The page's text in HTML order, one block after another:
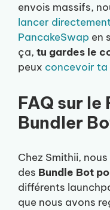
envois massifs,
lancer
PancakeSwap en
ça, tu gardes le
peux concevoir ta
FAQ sur le
Bundler
Chez Smithii,
des Bundle Bot
différents
que nous avons